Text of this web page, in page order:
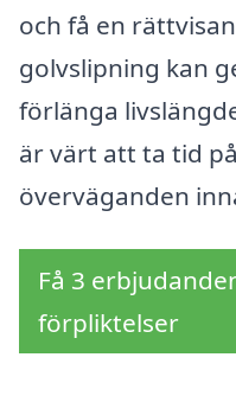
och få en
golvslipning kan
förlänga
är värt att ta tid
överväganden
Få 3
förpliktelser